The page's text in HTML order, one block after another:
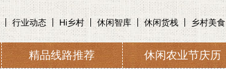
行业动态 Hi乡村 休闲智库 休闲货栈 乡村美食
精品线路推荐 休闲农业节庆历